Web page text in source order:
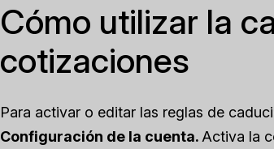
Cómo utilizar la
cotizaciones
Para activar o editar las reglas de
Configuración de la cuenta. Activa la